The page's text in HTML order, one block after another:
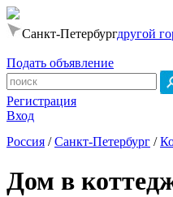
Санкт-Петербургдругой
Подать объявление
Регистрация
Вход
Россия /Санкт-Петербург /
Дом в